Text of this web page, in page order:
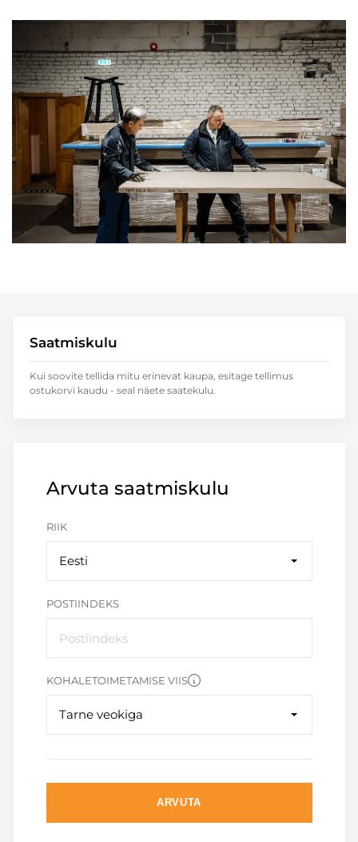
Arvuta saatmiskulu
RIIK
Eesti
POSTIINDEKS
KOHALETOIMETAMISE VIIS
Tarne veokiga
ARVUTA
Saatmiskulu
Kui soovite tellida mitu erinevat kaupa, esitage tellimus
ostukorvi kaudu - seal näete saatekulu.